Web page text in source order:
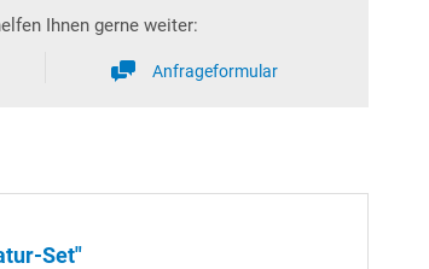
Ihnen gerne weiter:
Anfrageformular
Set"